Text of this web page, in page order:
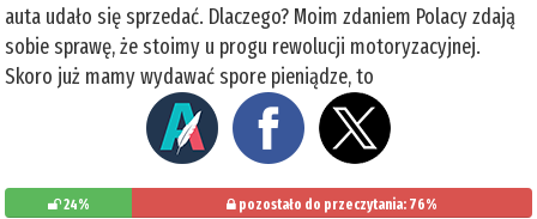
auta udało się sprzedać. Dlaczego? Moim zdaniem Polacy zdają
sobie sprawę, że stoimy u progu rewolucji motoryzacyjnej.
Skoro już mamy wydawać spore pieniądze, to
24% pozostało do przeczytania: 76%